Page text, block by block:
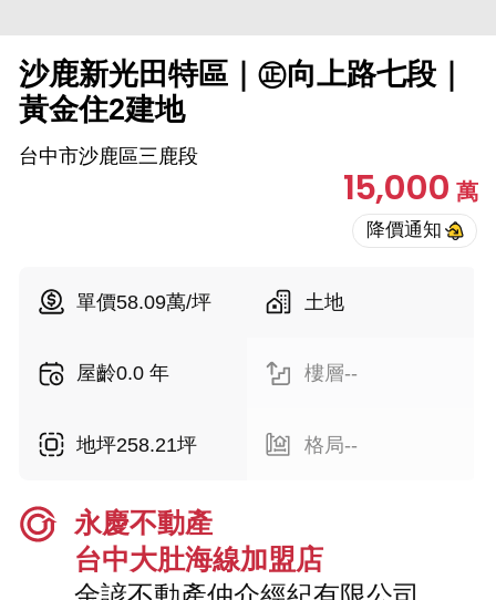
沙鹿新光田特區｜㊣向上路七段｜
黃金住2建地
台中市沙鹿區三鹿段
15,000萬
單價58.09萬/坪 土地
屋齡0.0 年 樓層--
地坪258.21坪 格局--
永慶不動產
台中大肚海線加盟店